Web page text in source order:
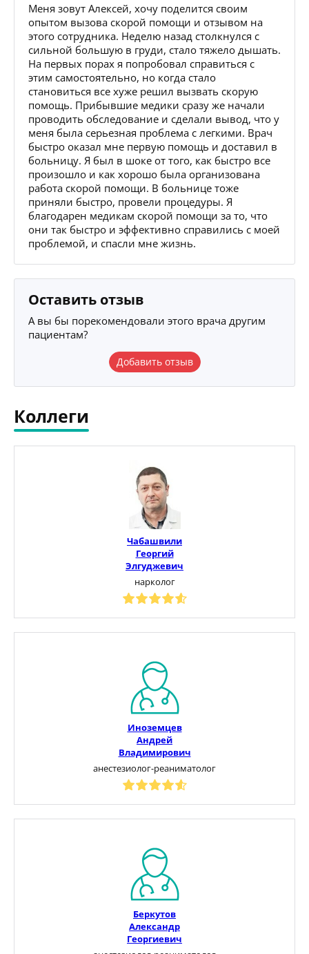
Меня зовут Алексей, хочу поделится своим
опытом вызова скорой помощи и отзывом на
этого сотрудника. Неделю назад столкнулся с
сильной большую в груди, стало тяжело дышать.
На первых порах я попробовал справиться с
этим самостоятельно, но когда стало
становиться все хуже решил вызвать скорую
помощь. Прибывшие медики сразу же начали
проводить обследование и сделали вывод, что у
меня была серьезная проблема с легкими. Врач
быстро оказал мне первую помощь и доставил в
больницу. Я был в шоке от того, как быстро все
произошло и как хорошо была организована
работа скорой помощи. В больнице тоже
приняли быстро, провели процедуры. Я
благодарен медикам скорой помощи за то, что
они так быстро и эффективно справились с моей
проблемой, и спасли мне жизнь.
Оставить отзыв
А вы бы порекомендовали этого врача другим
пациентам?
Добавить отзыв
Коллеги
Чабашвили
Георгий
Элгуджевич
нарколог
Иноземцев
Андрей
Владимирович
анестезиолог-реаниматолог
Беркутов
Александр
Георгиевич